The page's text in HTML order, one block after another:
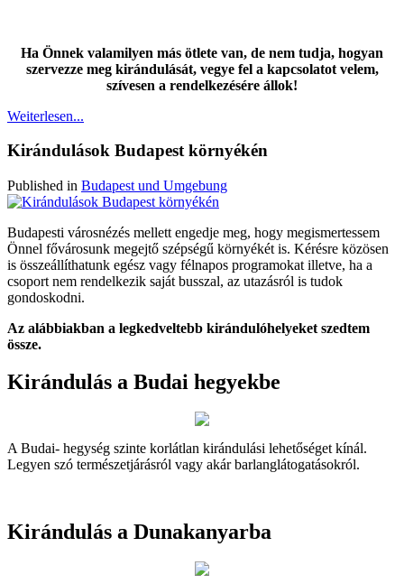
Ha Önnek valamilyen más ötlete van, de nem tudja, hogyan
szervezze meg kirándulását, vegye fel a kapcsolatot velem,
szívesen a rendelkezésére állok!
Weiterlesen...
Kirándulások Budapest környékén
Published in Budapest und Umgebung
Budapesti városnézés mellett engedje meg, hogy megismertessem
Önnel fővárosunk megejtő szépségű környékét is. Kérésre közösen
is összeállíthatunk egész vagy félnapos programokat illetve, ha a
csoport nem rendelkezik saját busszal, az utazásról is tudok
gondoskodni.
Az alábbiakban a legkedveltebb kirándulóhelyeket szedtem
össze.
Kirándulás a Budai hegyekbe
A Budai- hegység szinte korlátlan kirándulási lehetőséget kínál.
Legyen szó természetjárásról vagy akár barlanglátogatásokról.
Kirándulás a Dunakanyarba